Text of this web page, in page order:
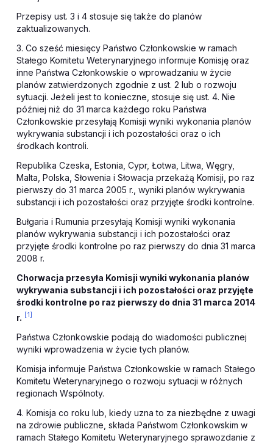
Przepisy ust. 3 i 4 stosuje się także do planów
zaktualizowanych.
3. Co sześć miesięcy Państwo Członkowskie w ramach
Stałego Komitetu Weterynaryjnego informuje Komisję oraz
inne Państwa Członkowskie o wprowadzaniu w życie
planów zatwierdzonych zgodnie z ust. 2 lub o rozwoju
sytuacji. Jeżeli jest to konieczne, stosuje się ust. 4. Nie
później niż do 31 marca każdego roku Państwa
Członkowskie przesyłają Komisji wyniki wykonania planów
wykrywania substancji i ich pozostałości oraz o ich
środkach kontroli.
Republika Czeska, Estonia, Cypr, Łotwa, Litwa, Węgry,
Malta, Polska, Słowenia i Słowacja przekażą Komisji, po raz
pierwszy do 31 marca 2005 r., wyniki planów wykrywania
substancji i ich pozostałości oraz przyjęte środki kontrolne.
Bułgaria i Rumunia przesyłają Komisji wyniki wykonania
planów wykrywania substancji i ich pozostałości oraz
przyjęte środki kontrolne po raz pierwszy do dnia 31 marca
2008 r.
Chorwacja przesyła Komisji wyniki wykonania planów
wykrywania substancji i ich pozostałości oraz przyjęte
środki kontrolne po raz pierwszy do dnia 31 marca 2014
r. [1]
Państwa Członkowskie podają do wiadomości publicznej
wyniki wprowadzenia w życie tych planów.
Komisja informuje Państwa Członkowskie w ramach Stałego
Komitetu Weterynaryjnego o rozwoju sytuacji w różnych
regionach Wspólnoty.
4. Komisja co roku lub, kiedy uzna to za niezbędne z uwagi
na zdrowie publiczne, składa Państwom Członkowskim w
ramach Stałego Komitetu Weterynaryjnego sprawozdanie z